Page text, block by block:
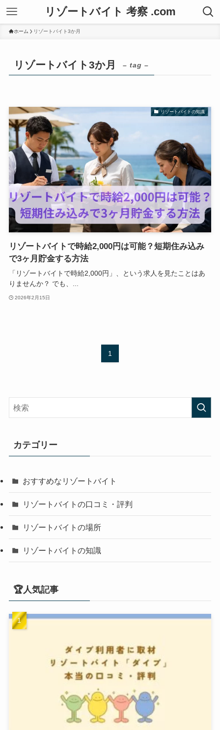
リゾートバイト 考察 .com
ホーム リゾートバイト3か月
リゾートバイト3か月 – tag –
リゾートバイトの知識
リゾートバイトで時給2,000円は可能？短期住み込み
で3ヶ月貯金する方法
「リゾートバイトで時給2,000円」、という求人を見たことはあ
りませんか？ でも、...
2026年2月15日
1
カテゴリー
おすすめなリゾートバイト
リゾートバイトの口コミ・評判
リゾートバイトの場所
リゾートバイトの知識
🏆人気記事